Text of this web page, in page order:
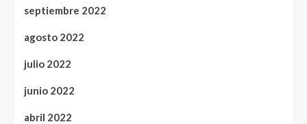
septiembre 2022
agosto 2022
julio 2022
junio 2022
abril 2022